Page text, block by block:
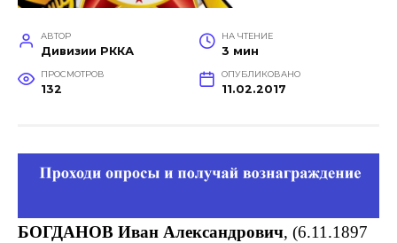
АВТОР
Дивизии РККА
НА ЧТЕНИЕ
3 мин
ПРОСМОТРОВ
132
ОПУБЛИКОВАНО
11.02.2017
БОГДАНОВ Иван Александрович, (6.11.1897